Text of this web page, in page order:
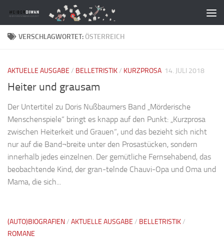
Zum Inhalt springen
VERSCHLAGWORTET:ÖSTERREICH
AKTUELLE AUSGABE / BELLETRISTIK/ KURZPROSA 14. JULI 2018
Heiter und grausam
Der Untertitel zu Doris Nußbaumers Band „Mörderische
Menschenspiele“ bringt es knapp auf den Punkt: „Kurzprosa
zwischen Heiterkeit und Grauen“, und das bezieht sich nicht
nur auf die Band¬breite unter den Prosastücken, sondern
innerhalb jedes einzelnen. Der gemütliche Fernsehabend, das
beobachtende Kind, der gran-telnde Chauvi-Opa und Oma und
Mama, die sich...
(AUTO)BIOGRAFIEN/ AKTUELLE AUSGABE / BELLETRISTIK/
ROMANE